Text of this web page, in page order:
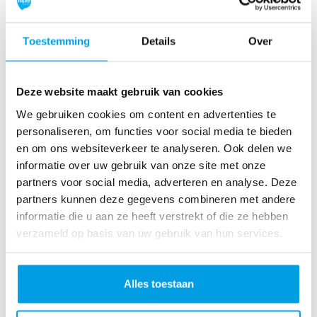
Toestemming Details Over
Deze website maakt gebruik van cookies
We gebruiken cookies om content en advertenties te
personaliseren, om functies voor social media te bieden
en om ons websiteverkeer te analyseren. Ook delen we
informatie over uw gebruik van onze site met onze
partners voor social media, adverteren en analyse. Deze
partners kunnen deze gegevens combineren met andere
informatie die u aan ze heeft verstrekt of die ze hebben
verzameld op basis van uw gebruik van hun services.
Alles toestaan
rc
te
R
u
n
L
o
ve
Li
fe
n
S